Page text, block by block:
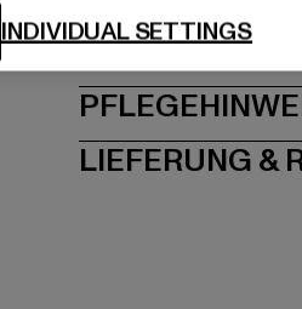
GRÖSSE
LIEFERUNG &
INDIVIDUAL SETTINGS